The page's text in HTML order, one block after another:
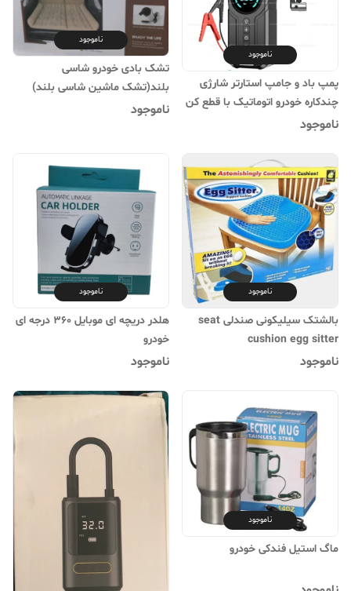
ناموجود
پمپ باد و جامپ استارتر شارژی
چندکاره خودرو اتوماتیک با قطع کن
ناموجود
ناموجود
تشک بادی خودرو شاسی
بلند(تشک ماشین شاسی بلند)
مدل: 02 BOX CODING
ناموجود
ناموجود
بالشتک سیلیکونی صندلی seat
cushion egg sitter
ناموجود
ناموجود
هلدر دریچه ای موبایل 360 درجه ای
خودرو
ناموجود
ناموجود
ماگ استیل فندکی خودرو